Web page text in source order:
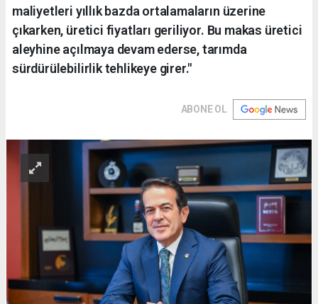
maliyetleri yıllık bazda ortalamaların üzerine
çıkarken, üretici fiyatları geriliyor. Bu makas üretici
aleyhine açılmaya devam ederse, tarımda
sürdürülebilirlik tehlikeye girer."
ABONE OL